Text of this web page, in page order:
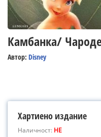
Камбанка/
Автор: Disney
Хартиено издание
Наличност: НЕ